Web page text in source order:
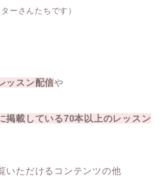
ーさんたちです）
ッスン配信や
掲載している70本以上のレッスン
いただけるコンテンツの他